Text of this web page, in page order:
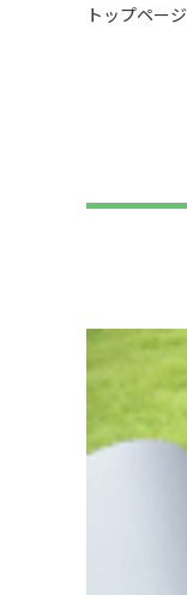
トップページ